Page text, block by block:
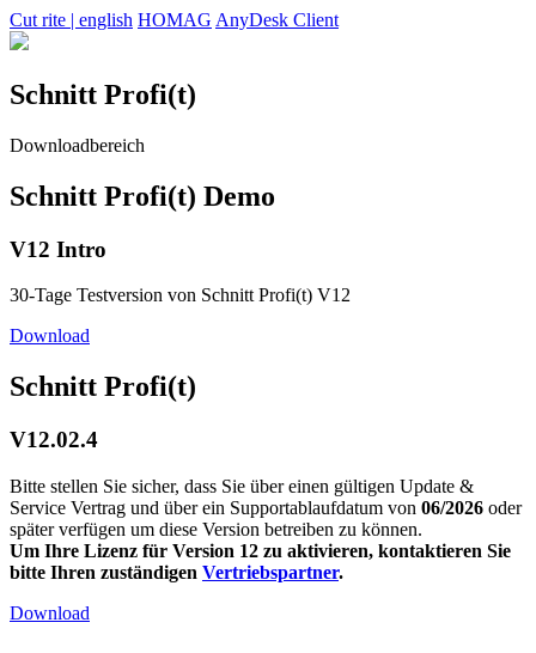
Cut rite | english HOMAG AnyDesk Client
Schnitt Profi(t)
Downloadbereich
Schnitt Profi(t) Demo
V12 Intro
30-Tage Testversion von Schnitt Profi(t) V12
Download
Schnitt Profi(t)
V12.02.4
Bitte stellen Sie sicher, dass Sie über einen gültigen Update &
Service Vertrag und über ein Supportablaufdatum von 06/2026 oder
später verfügen um diese Version betreiben zu können.
Um Ihre Lizenz für Version 12 zu aktivieren, kontaktieren Sie
bitte Ihren zuständigen Vertriebspartner.
Download